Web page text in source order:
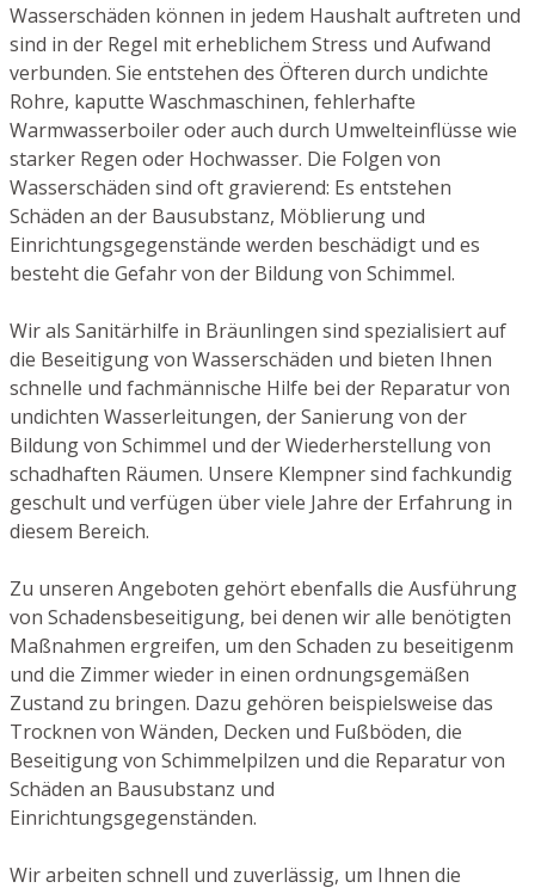
Wasserschäden können in jedem Haushalt auftreten und
sind in der Regel mit erheblichem Stress und Aufwand
verbunden. Sie entstehen des Öfteren durch undichte
Rohre, kaputte Waschmaschinen, fehlerhafte
Warmwasserboiler oder auch durch Umwelteinflüsse wie
starker Regen oder Hochwasser. Die Folgen von
Wasserschäden sind oft gravierend: Es entstehen
Schäden an der Bausubstanz, Möblierung und
Einrichtungsgegenstände werden beschädigt und es
besteht die Gefahr von der Bildung von Schimmel.
Wir als Sanitärhilfe in Bräunlingen sind spezialisiert auf
die Beseitigung von Wasserschäden und bieten Ihnen
schnelle und fachmännische Hilfe bei der Reparatur von
undichten Wasserleitungen, der Sanierung von der
Bildung von Schimmel und der Wiederherstellung von
schadhaften Räumen. Unsere Klempner sind fachkundig
geschult und verfügen über viele Jahre der Erfahrung in
diesem Bereich.
Zu unseren Angeboten gehört ebenfalls die Ausführung
von Schadensbeseitigung, bei denen wir alle benötigten
Maßnahmen ergreifen, um den Schaden zu beseitigenm
und die Zimmer wieder in einen ordnungsgemäßen
Zustand zu bringen. Dazu gehören beispielsweise das
Trocknen von Wänden, Decken und Fußböden, die
Beseitigung von Schimmelpilzen und die Reparatur von
Schäden an Bausubstanz und
Einrichtungsgegenständen.
Wir arbeiten schnell und zuverlässig, um Ihnen die